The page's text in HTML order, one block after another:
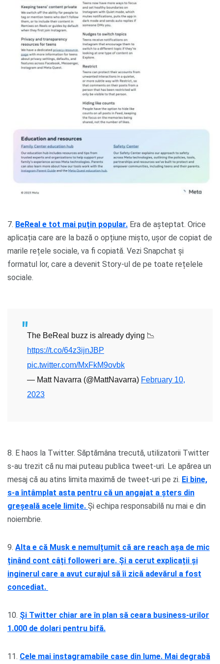
7. BeReal e tot mai puțin popular. Era de așteptat. Orice
aplicația care are la bază o opțiune mișto, ușor de copiat de
marile rețele sociale, va fi copiată. Vezi Snapchat și
formatul lor, care a devenit Story-ul de pe toate rețelele
sociale.
The BeReal buzz is already dying 📉
https://t.co/64z3ijnJBP
pic.twitter.com/MxFkM9ovbk
— Matt Navarra (@MattNavarra) February 10,
2023
8. E haos la Twitter. Săptămâna trecută, utilizatorii Twitter
s-au trezit că nu mai puteau publica tweet-uri. Le apărea un
mesaj că au atins limita maximă de tweet-uri pe zi. Ei bine,
s-a întâmplat asta pentru că un angajat a șters din
greșeală acele limite. Și echipa responsabilă nu mai e din
noiembrie.
9. Alta e că Musk e nemulțumit că are reach așa de mic
ținând cont câți followeri are. Și a cerut explicații și
inginerul care a avut curajul să îi zică adevărul a fost
concediat.
10. Și Twitter chiar are în plan să ceara business-urilor
1.000 de dolari pentru bifă.
11. Cele mai instagramabile case din lume. Mai degrabă